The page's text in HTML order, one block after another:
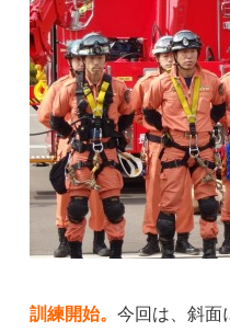
訓練開始。今回は、斜面